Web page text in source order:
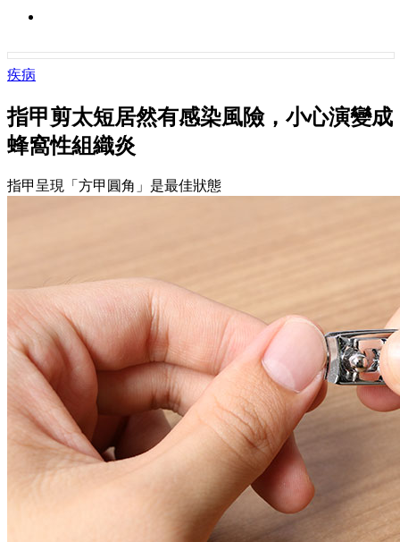
疾病
指甲剪太短居然有感染風險，小心演變成
蜂窩性組織炎
指甲呈現「方甲圓角」是最佳狀態